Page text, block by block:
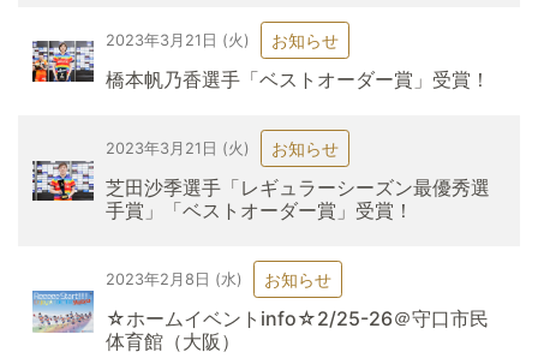
2023年3月21日 (火) お知らせ
橋本帆乃香選手「ベストオーダー賞」受賞！
2023年3月21日 (火) お知らせ
芝田沙季選手「レギュラーシーズン最優秀選
手賞」「ベストオーダー賞」受賞！
2023年2月8日 (水) お知らせ
☆ホームイベントinfo☆2/25-26＠守口市民
体育館（大阪）